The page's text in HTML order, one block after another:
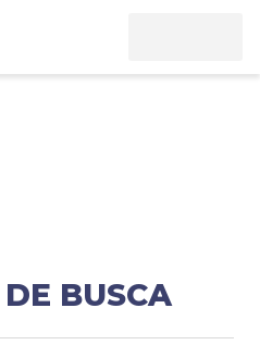
BUSCA